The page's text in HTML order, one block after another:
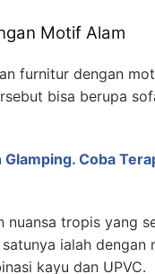
Motif Alam
furnitur dengan
bisa berupa
Coba
nuansa tropis yang
ialah dengan
kayu dan UPVC.